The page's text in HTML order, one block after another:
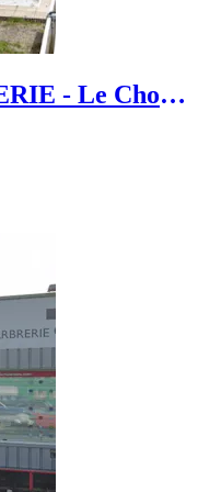
- Le Choix